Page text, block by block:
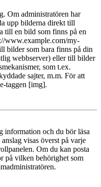
Om administratören har
upp bilderna direkt till
till en bild som finns på en
www.example.com/my-
bilder som bara finns på din
webbserver) eller till bilder
som t.ex.
sajter, m.m. För att
taggen [img].
information och du bör läsa
visas överst på varje
Om du kan posta
på vilken behörighet som